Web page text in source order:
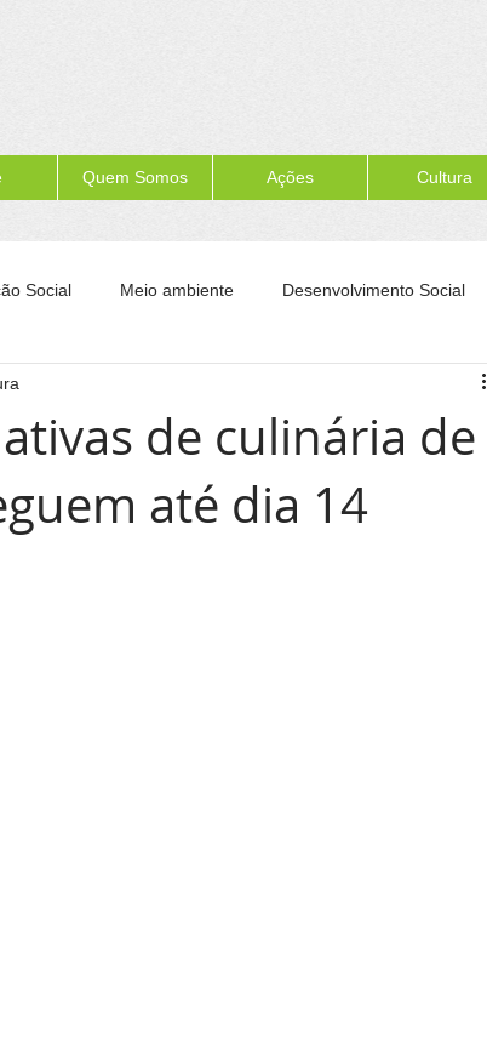
Quem Somos Ações Cultura
Social Meio ambiente Desenvolvimento Social
cidadania Memória Itacaré
de culinária de
até dia 14